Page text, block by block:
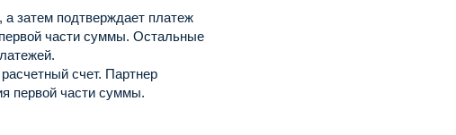
затем подтверждает платеж
части суммы. Остальные
счет. Партнер
первой части суммы.